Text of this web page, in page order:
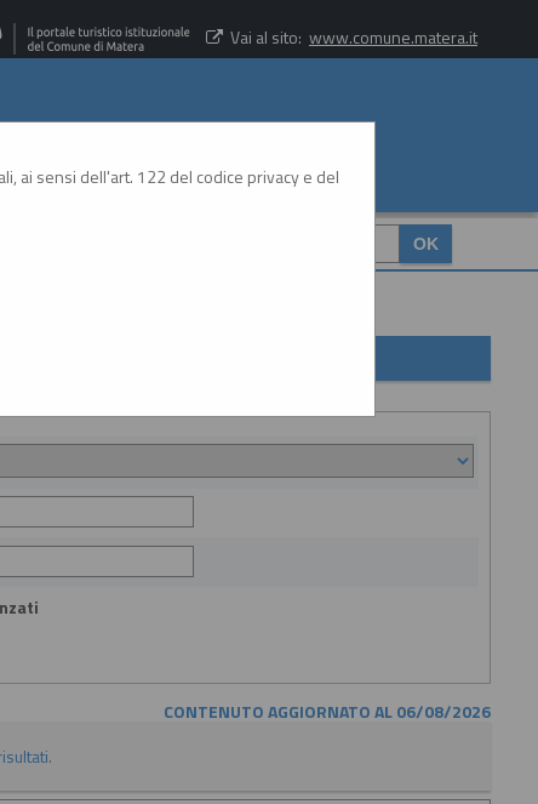
Vai al sito: www.comune.matera.it
ai sensi dell'art. 122 del codice privacy e del
CONTENUTO AGGIORNATO AL 06/08/2026